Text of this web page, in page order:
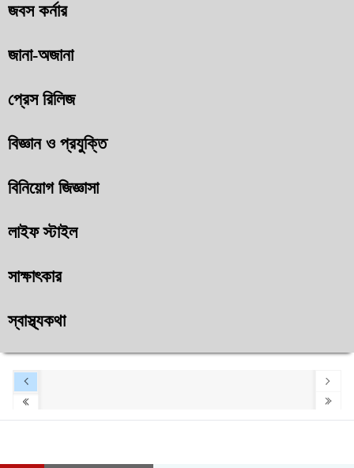
জবস কর্নার
জানা-অজানা
প্রেস রিলিজ
বিজ্ঞান ও প্রযুক্তি
বিনিয়োগ জিজ্ঞাসা
লাইফ স্টাইল
সাক্ষাৎকার
স্বাস্থ্যকথা